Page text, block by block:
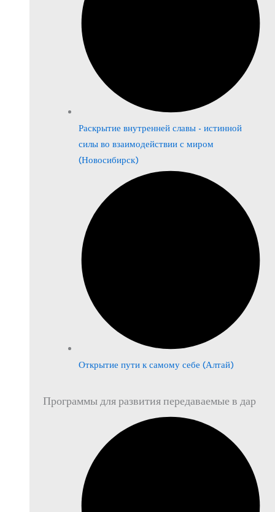
Раскрытие внутренней славы - истинной
силы во взаимодействии с миром
(Новосибирск)
Открытие пути к самому себе (Алтай)
Программы для развития передаваемые в дар